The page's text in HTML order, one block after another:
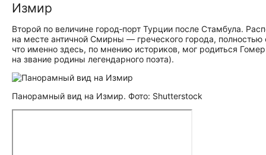
Измир
Второй по величине город‑порт Турции после Стамбула.
на месте античной Смирны — греческого города,
что именно здесь, по мнению историков, мог родиться
на звание родины легендарного поэта).
Панорамный вид на Измир. Фото: Shutterstock